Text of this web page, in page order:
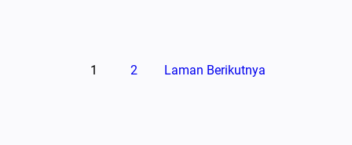
1 2 Laman Berikutnya